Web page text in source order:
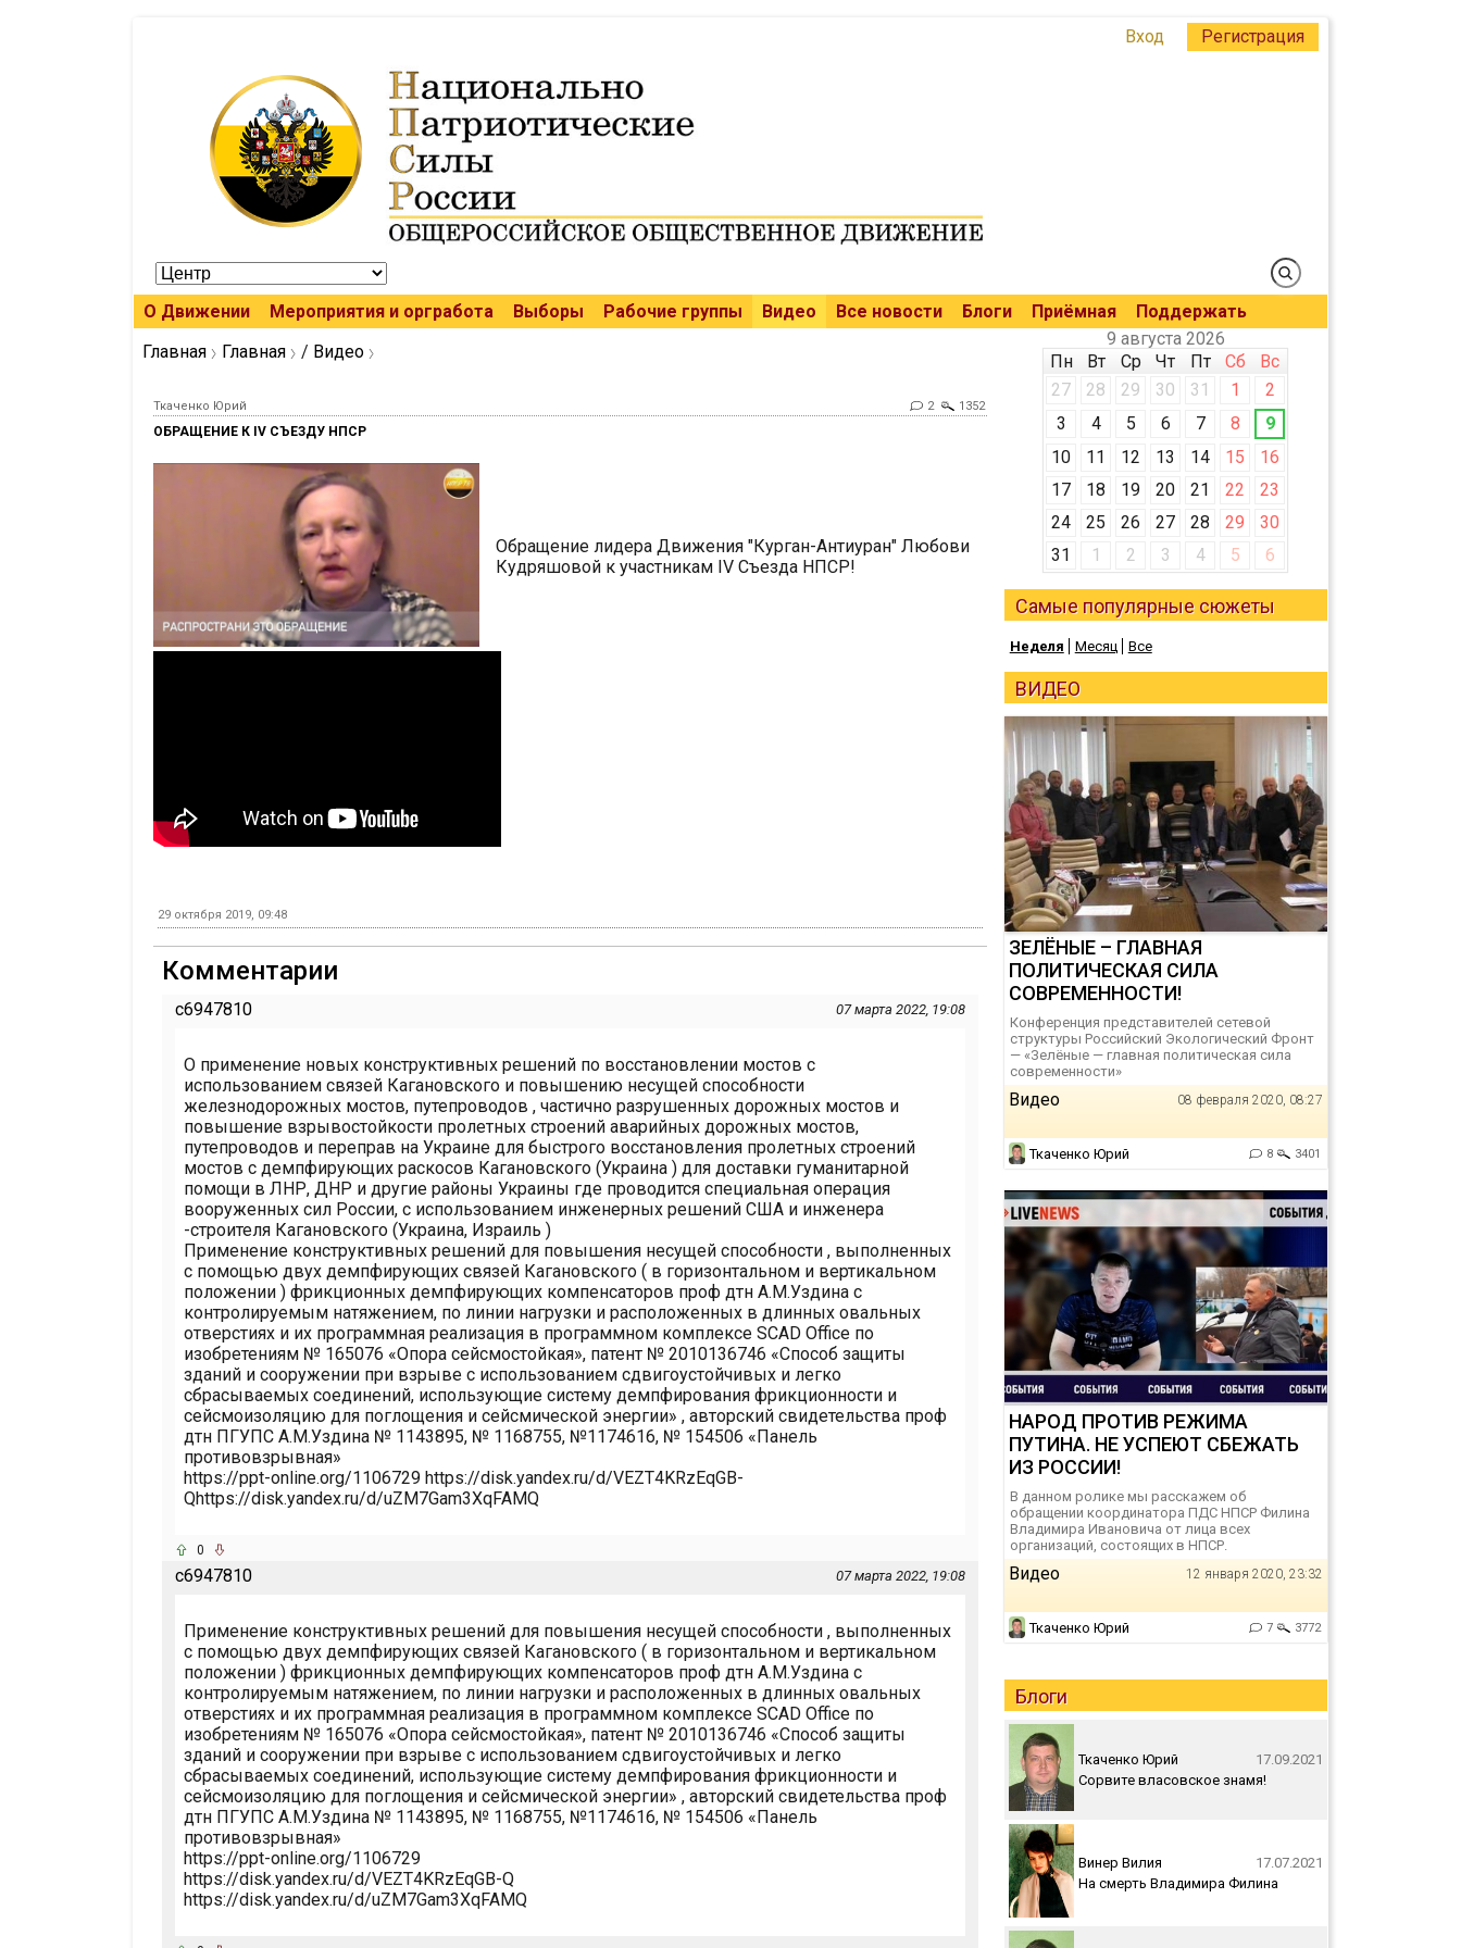
Вход Регистрация
О Движении Мероприятия и оргработа Выборы Рабочие группы Видео Все новости Блоги Приёмная
Поддержать
Главная
Главная / Видео
Ткаченко Юрий 2 1352
ОБРАЩЕНИЕ К IV СЪЕЗДУ НПСР
Обращение лидера Движения "Курган-Антиуран" Любови
Кудряшовой к участникам IV Съезда НПСР!
29 октября 2019, 09:48
Комментарии
c6947810 07 марта 2022, 19:08
О применение новых конструктивных решений по восстановлении мостов с
использованием связей Кагановского и повышению несущей способности
железнодорожных мостов, путепроводов , частично разрушенных дорожных мостов и
повышение взрывостойкости пролетных строений аварийных дорожных мостов,
путепроводов и переправ на Украине для быстрого восстановления пролетных строений
мостов c демпфирующих раскосов Кагановского (Украина ) для доставки гуманитарной
помощи в ЛНР, ДНР и другие районы Украины где проводится специальная операция
вооруженных сил России, с использованием инженерных решений США и инженера
-строителя Кагановского (Украина, Израиль )
Применение конструктивных решений для повышения несущей способности , выполненных
с помощью двух демпфирующих связей Кагановского ( в горизонтальном и вертикальном
положении ) фрикционных демпфирующих компенсаторов проф дтн А.М.Уздина с
контролируемым натяжением, по линии нагрузки и расположенных в длинных овальных
отверстиях и их программная реализация в программном комплексе SCAD Office по
изобретениям № 165076 «Опора сейсмостойкая», патент № 2010136746 «Способ защиты
зданий и сооружении при взрыве с использованием сдвигоустойчивых и легко
сбрасываемых соединений, использующие систему демпфирования фрикционности и
сейсмоизоляцию для поглощения и сейсмической энергии» , авторский свидетельства проф
дтн ПГУПС А.М.Уздина № 1143895, № 1168755, №1174616, № 154506 «Панель
противовзрывная»
https://ppt-online.org/1106729 https://disk.yandex.ru/d/VEZT4KRzEqGB-
Qhttps://disk.yandex.ru/d/uZM7Gam3XqFAMQ
0
c6947810 07 марта 2022, 19:08
Применение конструктивных решений для повышения несущей способности , выполненных
с помощью двух демпфирующих связей Кагановского ( в горизонтальном и вертикальном
положении ) фрикционных демпфирующих компенсаторов проф дтн А.М.Уздина с
контролируемым натяжением, по линии нагрузки и расположенных в длинных овальных
отверстиях и их программная реализация в программном комплексе SCAD Office по
изобретениям № 165076 «Опора сейсмостойкая», патент № 2010136746 «Способ защиты
зданий и сооружении при взрыве с использованием сдвигоустойчивых и легко
сбрасываемых соединений, использующие систему демпфирования фрикционности и
сейсмоизоляцию для поглощения и сейсмической энергии» , авторский свидетельства проф
дтн ПГУПС А.М.Уздина № 1143895, № 1168755, №1174616, № 154506 «Панель
противовзрывная»
https://ppt-online.org/1106729
https://disk.yandex.ru/d/VEZT4KRzEqGB-Q
https://disk.yandex.ru/d/uZM7Gam3XqFAMQ
9 августа 2026
Пн
Вт Ср Чт Пт Сб
Вс
27
28 29 30 31 1
2
3
4 5 6 7 8
9
10
11 12 13 14 15
16
17
18 19 20 21 22
23
24
25 26 27 28 29
30
31
1 2 3 4 5 6
Самые популярные сюжеты
Неделя Месяц Все
ВИДЕО
ЗЕЛЁНЫЕ – ГЛАВНАЯ
ПОЛИТИЧЕСКАЯ СИЛА
СОВРЕМЕННОСТИ!
Конференция представителей сетевой
структуры Российский Экологический Фронт
— «Зелёные — главная политическая сила
современности»
Видео 08 февраля 2020, 08:27
Ткаченко Юрий 8 3401
НАРОД ПРОТИВ РЕЖИМА
ПУТИНА. НЕ УСПЕЮТ СБЕЖАТЬ
ИЗ РОССИИ!
В данном ролике мы расскажем об
обращении координатора ПДС НПСР Филина
Владимира Ивановича от лица всех
организаций, состоящих в НПСР.
Видео 12 января 2020, 23:32
Ткаченко Юрий 7 3772
Блоги
Ткаченко Юрий
17.09.2021
Сорвите власовское знамя!
Винер Вилия
17.07.2021
На смерть Владимира Филина